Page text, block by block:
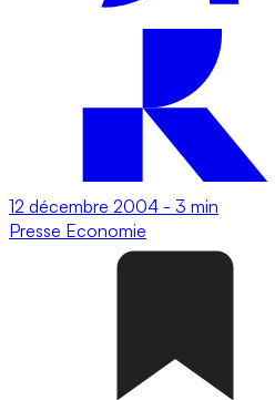
12 décembre 2004 - 3 min
Presse Economie